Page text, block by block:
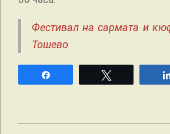
Фестивал на сармата и
Тошево